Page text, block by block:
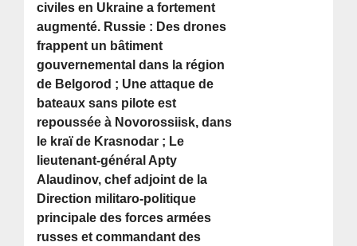
civiles en Ukraine a fortement
augmenté. Russie : Des drones
frappent un bâtiment
gouvernemental dans la région
de Belgorod ; Une attaque de
bateaux sans pilote est
repoussée à Novorossiisk, dans
le kraï de Krasnodar ; Le
lieutenant-général Apty
Alaudinov, chef adjoint de la
Direction militaro-politique
principale des forces armées
russes et commandant des